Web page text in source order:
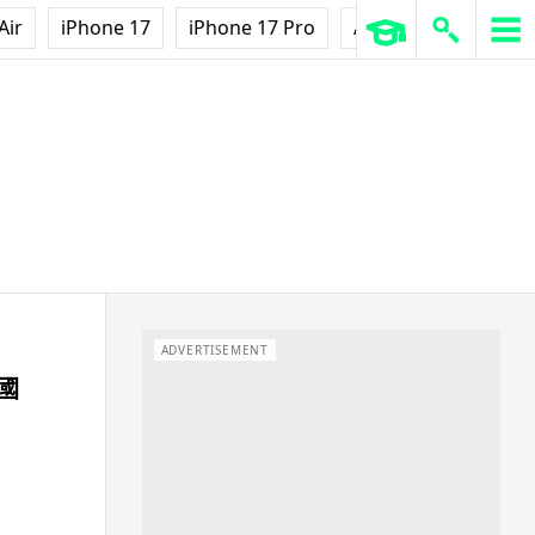
iPhone 17 iPhone 17 Pro AirPods Pro 3
ADVERTISEMENT